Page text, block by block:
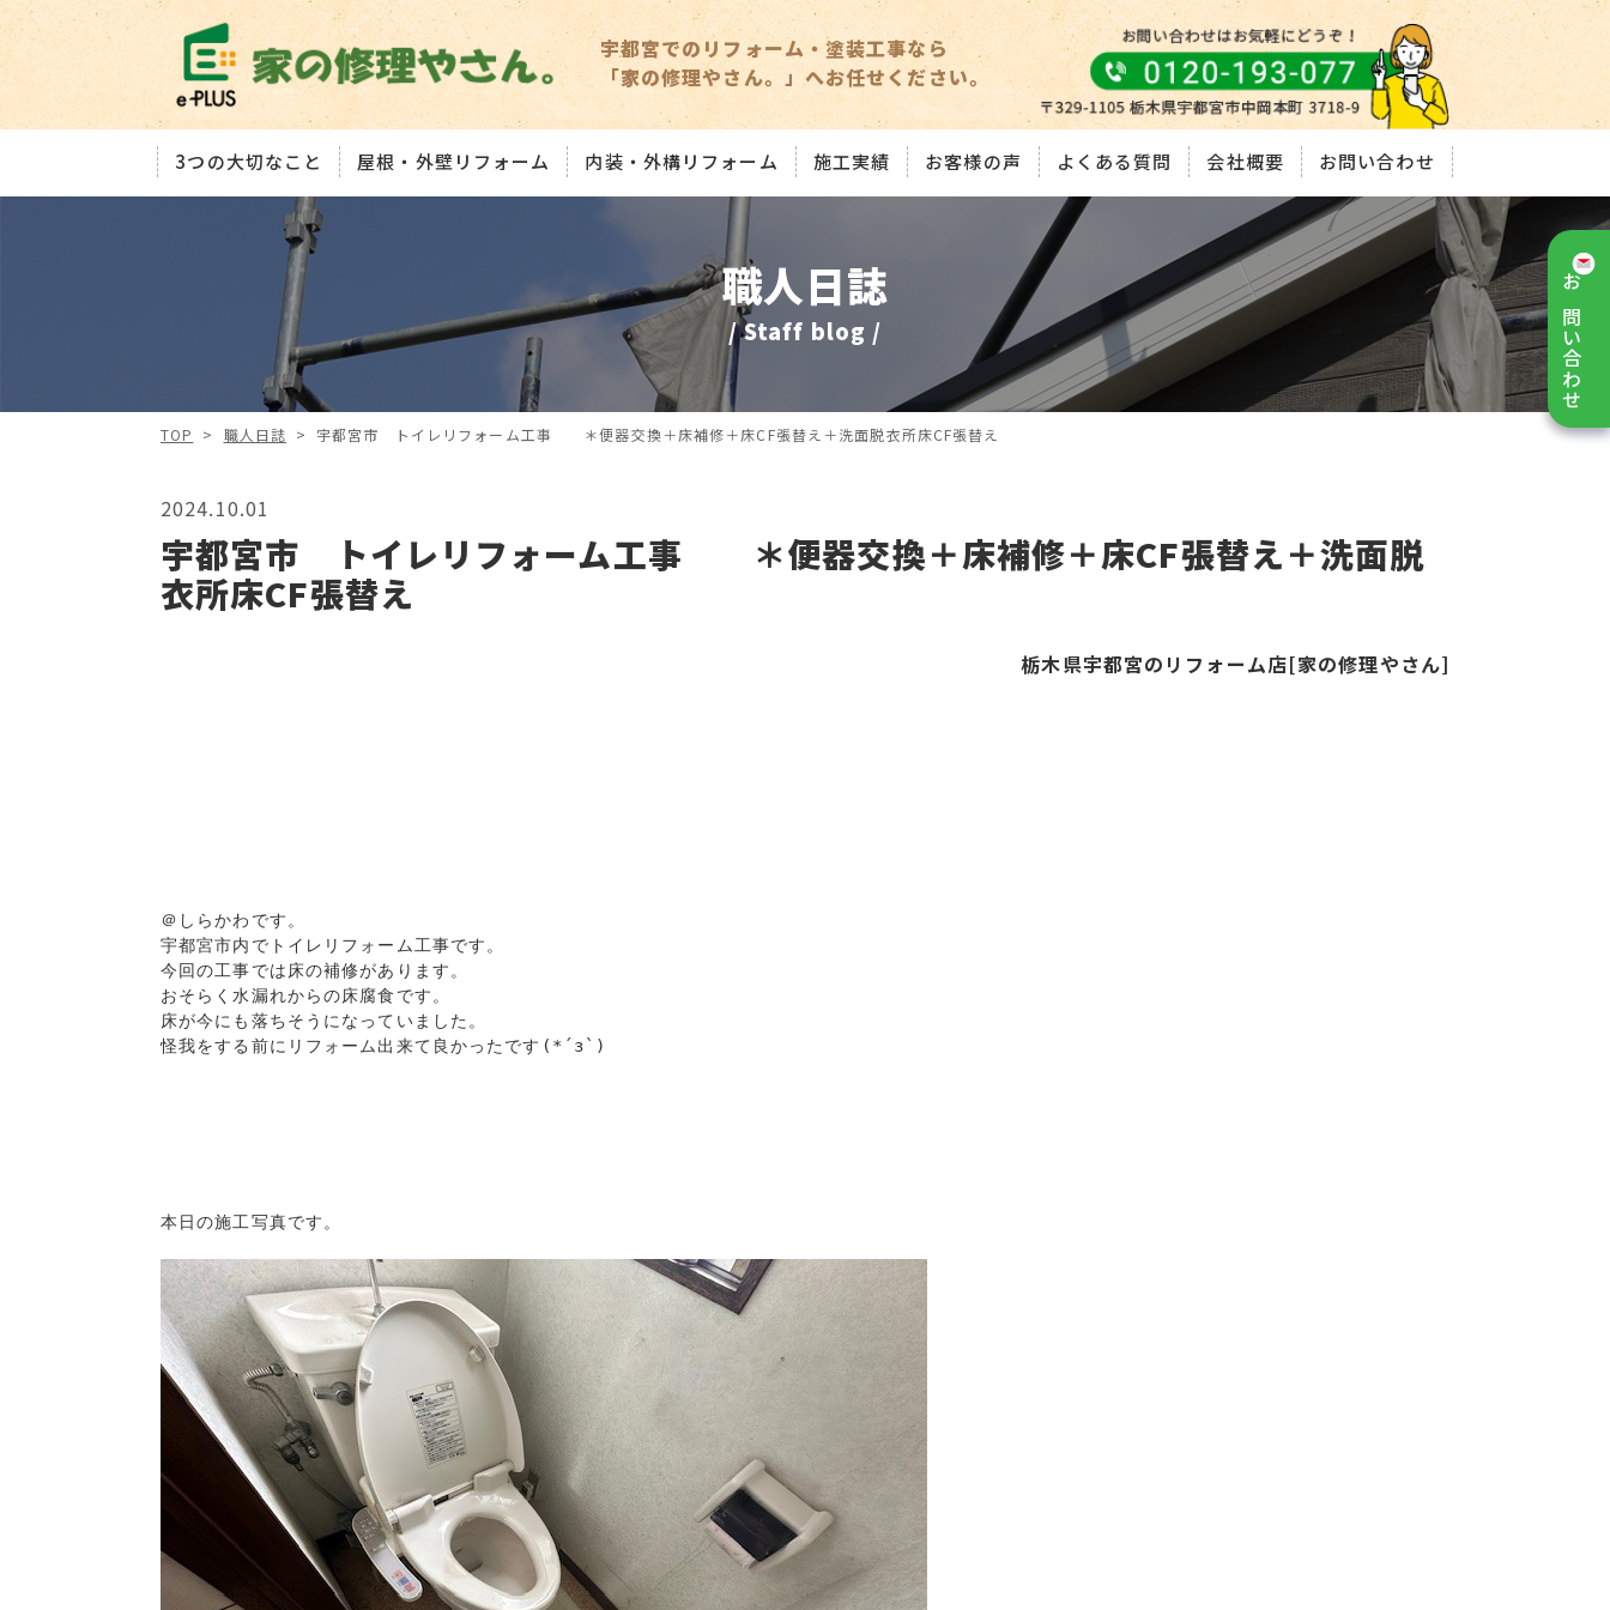
宇都宮でのリフォーム・塗装工事なら
「家の修理やさん。」へお任せください。
3つの大切なこと 屋根・外壁リフォーム 内装・外構リフォーム 施工実績 お客様の声 よくある質問 会社概要 お問い合わせ
お問い合わせ
職人日誌
/ Staff blog /
TOP > 職人日誌 > 宇都宮市 トイレリフォーム工事 ＊便器交換＋床補修＋床CF張替え＋洗面脱衣所床CF張替え
2024.10.01
宇都宮市 トイレリフォーム工事 ＊便器交換＋床補修＋床CF張替え＋洗面脱
衣所床CF張替え
栃木県宇都宮のリフォーム店[家の修理やさん]
＠しらかわです。
宇都宮市内でトイレリフォーム工事です。
今回の工事では床の補修があります。
おそらく水漏れからの床腐食です。
床が今にも落ちそうになっていました。
怪我をする前にリフォーム出来て良かったです(*´з`)